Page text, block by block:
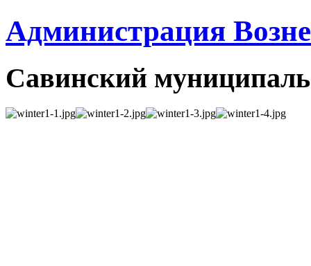
Администрация
Савинский